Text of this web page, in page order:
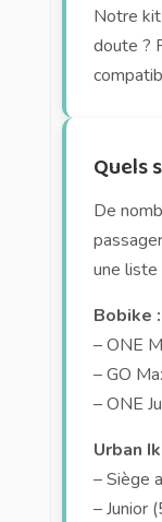
Notre
doute ?
Quels
De
une liste
Bobike :
– ONE
– GO
– ONE
Urban
– Siège
– Junior